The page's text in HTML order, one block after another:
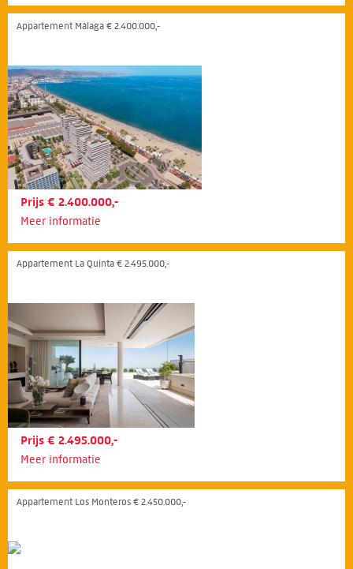
Appartement Málaga € 2.400.000,-
Prijs € 2.400.000,-
Meer informatie
Appartement La Quinta € 2.495.000,-
Prijs € 2.495.000,-
Meer informatie
Appartement Los Monteros € 2.450.000,-